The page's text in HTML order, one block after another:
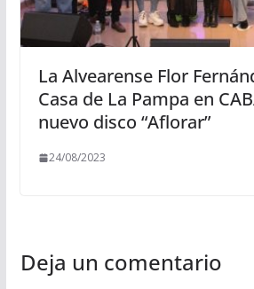
La Alvearense Flor
Casa de La Pampa en
nuevo disco “Aflorar”
24/08/2023
Deja un comentario